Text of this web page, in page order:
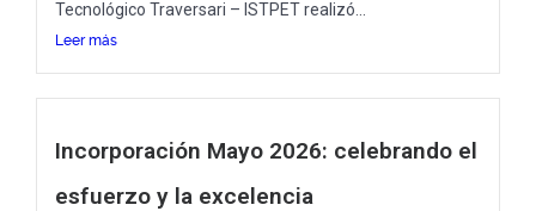
Tecnológico Traversari – ISTPET realizó...
Leer más
Incorporación Mayo 2026: celebrando el
esfuerzo y la excelencia